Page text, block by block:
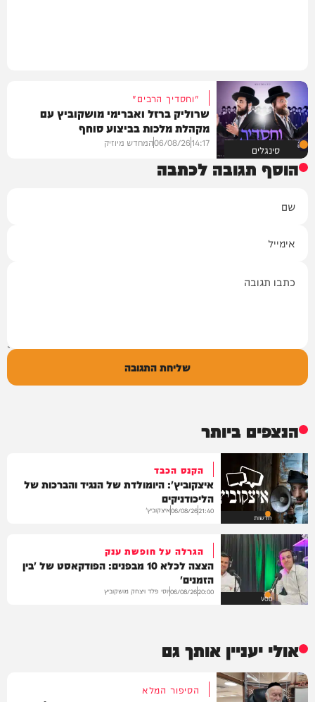
סינגלים
"וחסדיך הרבים"
שרוליק ברזל ואברימי מושקוביץ עם
מקהלת מלכות בביצוע סוחף
14:17
06/08/26המחדש מיוזיק
הוסף תגובה לכתבה
שליחת התגובה
הנצפים ביותר
חדשות
הקנס הכבד
איצקוביץ': היומולדת של הנגיד והברכות של
הליכודניקים
21:40
06/08/26איצקוביץ'
VOD
הגרלה על חופשת ענק
הצצה לכלא 10 מבפנים: הפודקאסט של 'בין
הזמנים'
20:00
06/08/26יוסי פלד ויצחק מושקוביץ
אולי יעניין אותך גם
הסיפור המלא